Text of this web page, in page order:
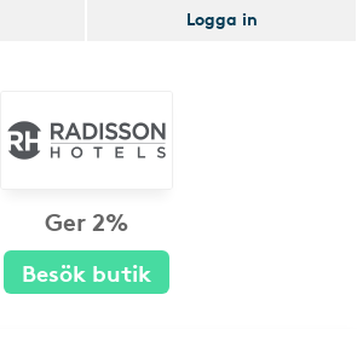
Logga in
Ger 2%
Besök butik